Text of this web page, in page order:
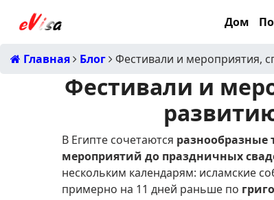
Дом
Главная Блог Фестивали и мероприятия,
Фестивали и
В Египте сочетаются разнообразные
мероприятий до праздничных
нескольким календарям: исламские
примерно на 11 дней раньше по